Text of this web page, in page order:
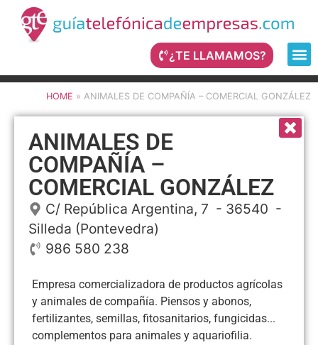
¿TE LLAMAMOS?
HOME » ANIMALES DE COMPAÑÍA – COMERCIAL GONZÁLEZ
ANIMALES DE
COMPAÑÍA –
COMERCIAL GONZÁLEZ
C/ República Argentina, 7 - 36540 -
Silleda (Pontevedra)
986 580 238
Empresa comercializadora de productos agrícolas
y animales de compañía. Piensos y abonos,
fertilizantes, semillas, fitosanitarios, fungicidas...
complementos para animales y aquariofilia.